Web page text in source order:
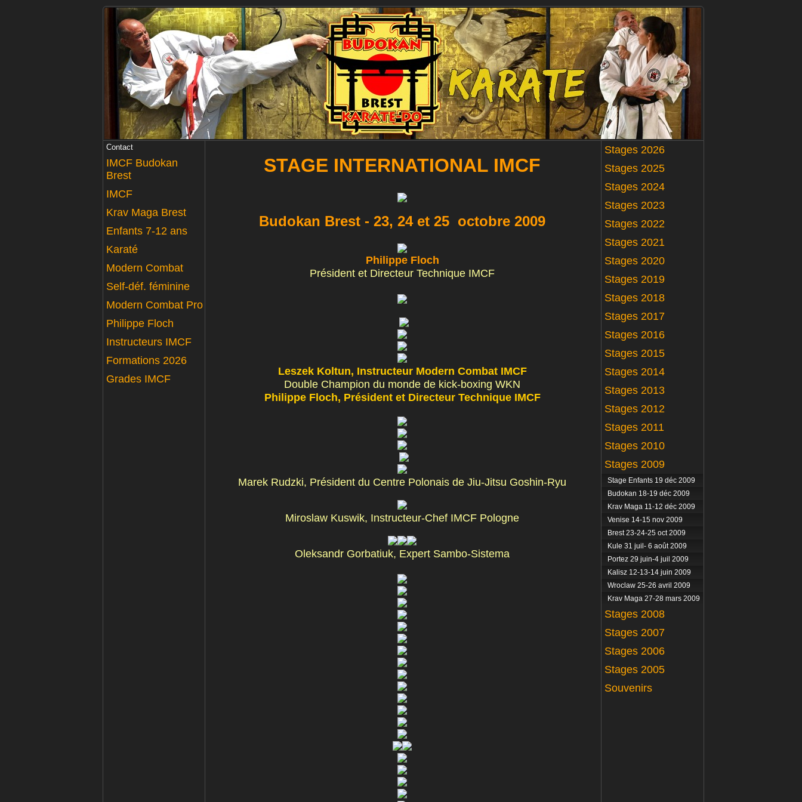
Contact
IMCF Budokan
Brest
IMCF
Krav Maga Brest
Enfants 7-12 ans
Karaté
Modern Combat
Self-déf. féminine
Modern Combat Pro
Philippe Floch
Instructeurs IMCF
Formations 2026
Grades IMCF
STAGE INTERNATIONAL IMCF
Budokan Brest - 23, 24 et 25 octobre 2009
Philippe Floch
Président et Directeur Technique IMCF
Leszek Koltun, Instructeur Modern Combat IMCF
Double Champion du monde de kick-boxing WKN
Philippe Floch, Président et Directeur Technique IMCF
Marek Rudzki, Président du Centre Polonais de Jiu-Jitsu Goshin-Ryu
Miroslaw Kuswik, Instructeur-Chef IMCF Pologne
Oleksandr Gorbatiuk, Expert Sambo-Sistema
Stages 2026
Stages 2025
Stages 2024
Stages 2023
Stages 2022
Stages 2021
Stages 2020
Stages 2019
Stages 2018
Stages 2017
Stages 2016
Stages 2015
Stages 2014
Stages 2013
Stages 2012
Stages 2011
Stages 2010
Stages 2009
Stage Enfants 19 déc 2009
Budokan 18-19 déc 2009
Krav Maga 11-12 déc 2009
Venise 14-15 nov 2009
Brest 23-24-25 oct 2009
Kule 31 juil- 6 août 2009
Portez 29 juin-4 juil 2009
Kalisz 12-13-14 juin 2009
Wroclaw 25-26 avril 2009
Krav Maga 27-28 mars 2009
Stages 2008
Stages 2007
Stages 2006
Stages 2005
Souvenirs